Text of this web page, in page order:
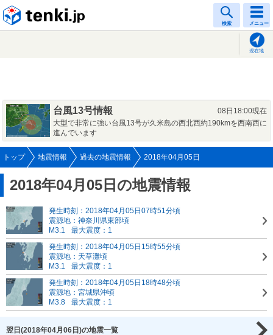
検索 メニュー
現在地
台風13号情報
08日18:00現在
大型で非常に強い台風13号が久米島の西北西約190kmを西南西に
進んでいます
トップ 地震情報 過去の地震情報 2018年04月05日
2018年04月05日の地震情報
発生時刻：2018年04月05日07時51分頃
震源地：神奈川県東部頃
M3.1
最大震度：1
発生時刻：2018年04月05日15時55分頃
震源地：天草灘頃
M3.1
最大震度：1
発生時刻：2018年04月05日18時48分頃
震源地：宮城県沖頃
M3.8
最大震度：1
翌日(2018年04月06日)の地震一覧